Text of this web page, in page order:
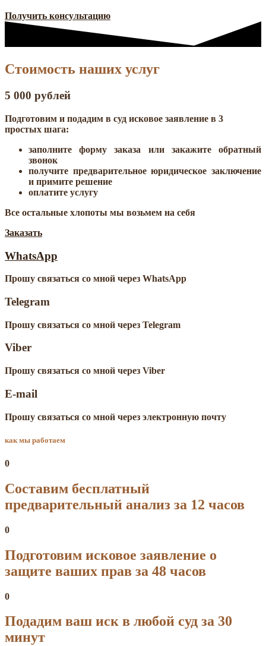
Получить консультацию
Стоимость наших услуг
5 000 рублей
Подготовим и подадим в суд исковое заявление в 3
простых шага:
заполните форму заказа или закажите обратный
звонок
получите предварительное юридическое заключение
и примите решение
оплатите услугу
Все остальные хлопоты мы возьмем на себя
Заказать
WhatsApp
Прошу связаться со мной через WhatsApp
Telegram
Прошу связаться со мной через Telegram
Viber
Прошу связаться со мной через Viber
E-mail
Прошу связаться со мной через электронную почту
как мы работаем
0
Составим бесплатный
предварительный анализ за 12 часов
0
Подготовим исковое заявление о
защите ваших прав за 48 часов
0
Подадим ваш иск в любой суд за 30
минут